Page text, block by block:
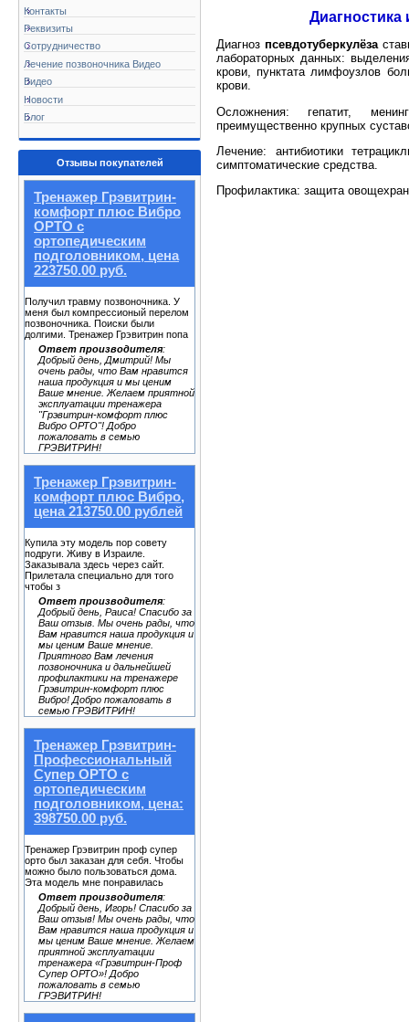
Контакты
Реквизиты
Сотрудничество
Лечение позвоночника Видео
Видео
Новости
Блог
Отзывы покупателей
Тренажер Грэвитрин-
комфорт плюс Вибро
ОРТО с
ортопедическим
подголовником, цена
223750.00 руб.
Получил травму позвоночника. У
меня был компрессионый перелом
позвоночника. Поиски были
долгими. Тренажер Грэвитрин попа
Ответ производителя:
Добрый день, Дмитрий! Мы
очень рады, что Вам нравится
наша продукция и мы ценим
Ваше мнение. Желаем приятной
эксплуатации тренажера
"Грэвитрин-комфорт плюс
Вибро ОРТО"! Добро
пожаловать в семью
ГРЭВИТРИН!
Тренажер Грэвитрин-
комфорт плюс Вибро,
цена 213750.00 рублей
Купила эту модель пор совету
подруги. Живу в Израиле.
Заказывала здесь через сайт.
Прилетала специально для того
чтобы з
Ответ производителя:
Добрый день, Раиса! Спасибо за
Ваш отзыв. Мы очень рады, что
Вам нравится наша продукция и
мы ценим Ваше мнение.
Приятного Вам лечения
позвоночника и дальнейшей
профилактики на тренажере
Грэвитрин-комфорт плюс
Вибро! Добро пожаловать в
семью ГРЭВИТРИН!
Тренажер Грэвитрин-
Профессиональный
Супер ОРТО с
ортопедическим
подголовником, цена:
398750.00 руб.
Тренажер Грэвитрин проф супер
орто был заказан для себя. Чтобы
можно было пользоваться дома.
Эта модель мне понравилась
Ответ производителя:
Добрый день, Игорь! Спасибо за
Ваш отзыв! Мы очень рады, что
Вам нравится наша продукция и
мы ценим Ваше мнение. Желаем
приятной эксплуатации
тренажера «Грэвитрин-Проф
Супер ОРТО»! Добро
пожаловать в семью
ГРЭВИТРИН!
Диагностика
Диагнозпсевдотуберкулёза
лабораторных данных:
крови, пунктата лимфоузлов
крови.
Осложнения: гепатит,
преимущественно крупных
Лечение: антибиотики
симптоматические средства.
Профилактика: защита